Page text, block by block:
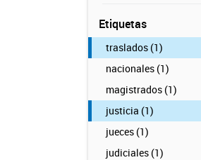
Etiquetas
traslados (1)
nacionales (1)
magistrados (1)
justicia (1)
jueces (1)
judiciales (1)